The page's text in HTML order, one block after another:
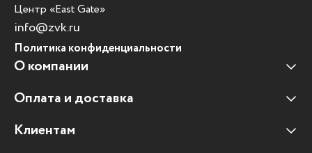
Центр «East Gate»
info@zvk.ru
Политика конфиденциальности
О компании
Наши клиенты
Отзывы клиентов
Оплата и доставка
Оплата и доставка
Клиентам